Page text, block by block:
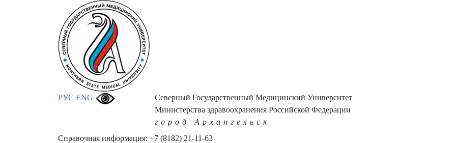
РУС ENG
Северный Государственный Медицинский Университет
Министерства здравоохранения Российской Федерации
город Архангельск
Справочная информация: +7 (8182) 21-11-63